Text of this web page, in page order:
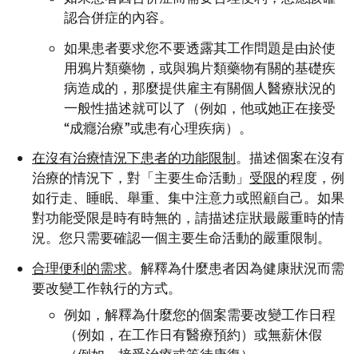
認合併症的內容。
如果患者要求您不要透露其工作問題是由於使
用鴉片類藥物，或與鴉片類藥物有關的基礎疾
病造成的，那麼提供雇主有關個人醫療狀況的
一般性描述就可以了（例如，他或她正在接受
“成癮治療”或患有心理疾病）。
在沒有治療情況下患者的功能限制。描述個案在沒有
治療的情況下，對「主要生命活動」 受限的程度，例
如行走、睡眠、舉重、集中注意力或照顧自己。如果
對功能受限是時有時無的，請描述症狀最嚴重時的情
況。您只需要確認一個主要生命活動的嚴重限制。
合理便利的需求。解釋為什麼患者因為健康狀況而需
要改變工作執行的方式。
例如，解釋為什麼您的個案需要改變工作日程
（例如，在工作日有醫療預約）或無薪休假